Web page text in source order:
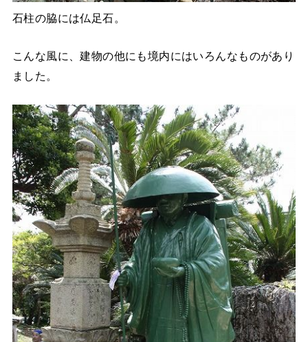
石柱の脇には仏足石。
こんな風に、建物の他にも境内にはいろんなものがあり
ました。